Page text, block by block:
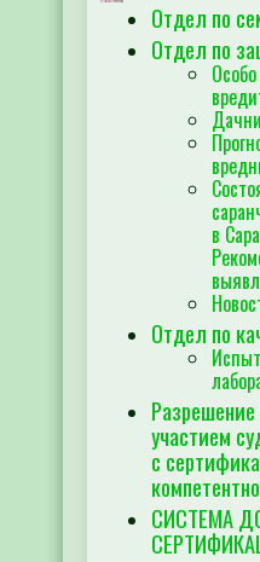
Отдел по
Отдел по
в
Отдел по
Разрешение
участием
с
СИСТЕМА